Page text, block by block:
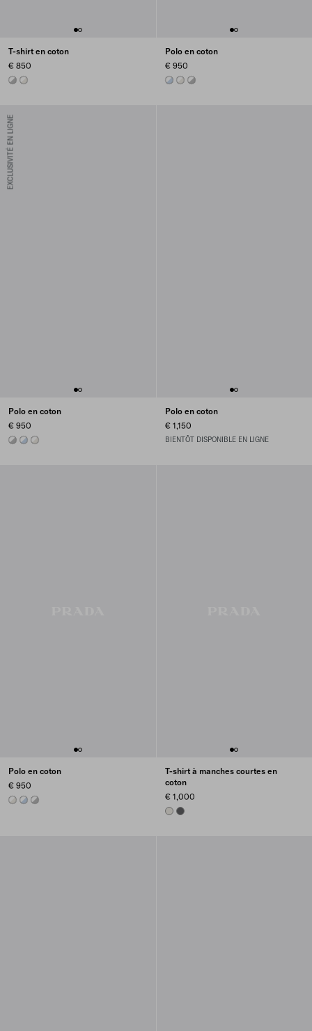
T-shirt en coton
€ 850
MARBLE GRAY / WHITE
TALC/WHITE
Polo en coton
€ 950
ASTRO/WHITE
TALC/WHITE
MARBLE GRAY / WHITE
EXCLUSIVITÉ EN LIGNE
Polo en coton
€ 950
MARBLE GRAY / WHITE
ASTRO/WHITE
TALC/WHITE
Polo en coton
€ 1,150
BIENTÔT DISPONIBLE EN LIGNE
Polo en coton
€ 950
TALC/WHITE
ASTRO/WHITE
MARBLE GRAY / WHITE
T-shirt à manches courtes en
coton
€ 1,000
CHALK WHITE
ASPHALT GRAY